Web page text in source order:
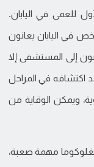
للعمى في اليابان.
أن حوالي 4.65 مليون شخص في اليابان يعانون
منهم لا يذهبون إلى المستشفى إلا
اكتشافه في المراحل
ويمكن الوقاية من
مهمة صعبة،